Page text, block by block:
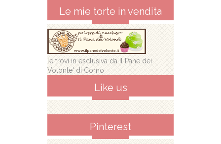
Le mie torte in vendita
le trovi in esclusiva da Il Pane dei
Volonte' di Como
Like us
Pinterest